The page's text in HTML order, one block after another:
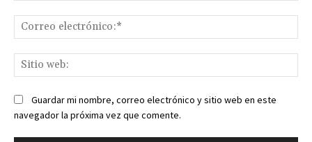
Guardar mi nombre, correo electrónico y sitio web en este
navegador la próxima vez que comente.